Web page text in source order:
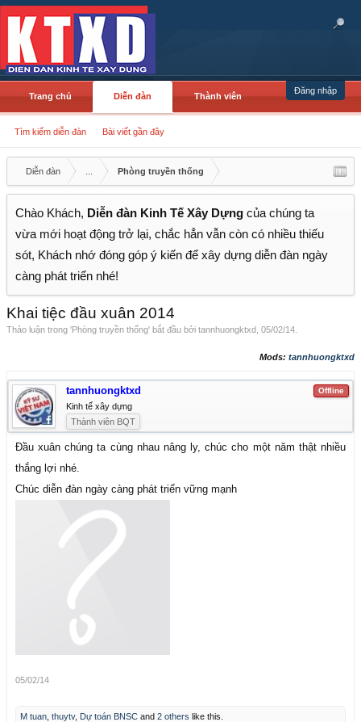
Đăng nhập
Trang chủ Diễn đàn
Tìm kiếm diễn đàn Bài viết gần đây
Thành viên
Diễn đàn Phòng truyền thống
Chào Khách, Diễn đàn Kinh Tế Xây Dựng của chúng ta
vừa mới hoạt động trở lại, chắc hẳn vẫn còn có nhiều thiếu
sót, Khách nhớ đóng góp ý kiến để xây dựng diễn đàn ngày
càng phát triển nhé!
Khai tiệc đầu xuân 2014
Thảo luận trong 'Phòng truyền thống' bắt đầu bởi tannhuongktxd 05/02/14
Mods: tannhuongktxd
Offline
tannhuongktxd
Kinh tế xây dựng
Thành viên BQT
Đầu xuân chúng ta cùng nhau nâng ly, chúc cho một năm thật nhiều
thắng lợi nhé.
Chúc diễn đàn ngày càng phát triển vững mạnh
05/02/14
M tuan thuytv, Dự toán BNSC and 2 others like this.